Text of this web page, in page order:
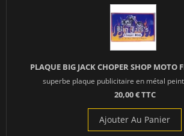
PLAQUE BIG JACK CHOPER SHOP MOTO
superbe plaque publicitaire en métal
20,00 € TTC
Ajouter Au Panier